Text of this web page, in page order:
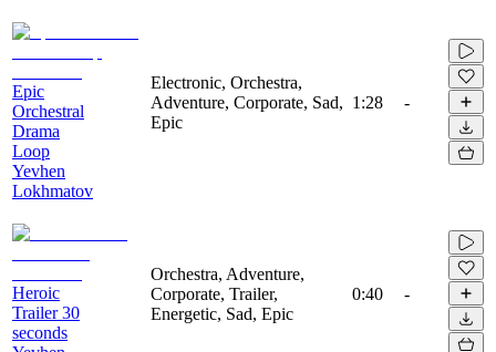
Epic
Orchestral
Drama
Loop
Yevhen
Lokhmatov
Electronic, Orchestra,
Adventure, Corporate, Sad,
Epic
1:28 -
Heroic
Trailer 30
seconds
Orchestra, Adventure,
Corporate, Trailer,
Energetic, Sad, Epic
0:40 -